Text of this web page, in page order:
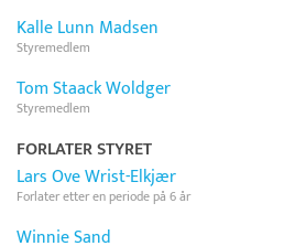
Kalle Lunn Madsen
Styremedlem
Tom Staack Woldger
Styremedlem
FORLATER STYRET
Lars Ove Wrist-Elkjær
Forlater etter en periode på 6 år
Winnie Sand